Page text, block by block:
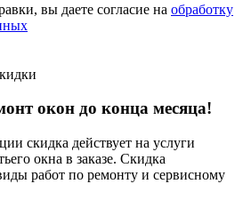
вы даете согласие на обработку
окон до конца месяца!
скидка действует на услуги
окна в заказе. Скидка
работ по ремонту и сервисному